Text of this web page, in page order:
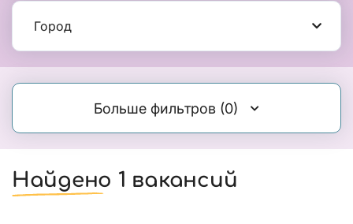
Город
Больше фильтров (0)
Найдено 1 вакансий